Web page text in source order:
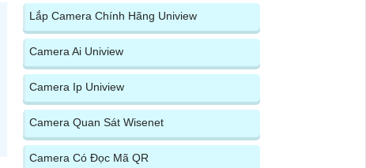
Lắp Camera Chính Hãng Uniview
Camera Ai Uniview
Camera Ip Uniview
Camera Quan Sát Wisenet
Camera Có Đọc Mã QR